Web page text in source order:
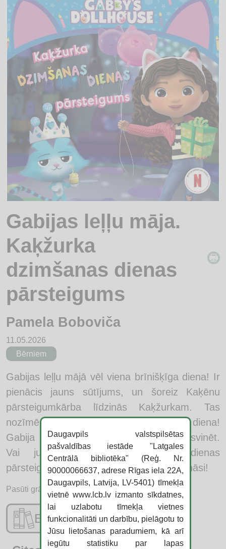
Gabijas leļļu māja.
Kaķžurka
dzimšanas dienas
pārsteigums
Pamela Boboviča
11.05.2026
Bērniem
Gabijas leļļu mājā vēl viena brīnišķīga diena! Ir
pienācis jauns sūtījums, un šoreiz Kaķēnu
pārsteigumkārba līdzinās Kaķžurkam. Tas
nozīmē, ka šodien ir viņa dzimšanas diena!
Gabija un gabijkaķi ļoti grib to kopīgi nosvinēt.
Vai jubilāram patiks dzimšanas dienas
pārsteigums? Piebiedrojies, un tu to uzzināsi!
Pasūti grāmatu:
E-katalogs
Daugavpils valstspilsētas
pašvaldības iestāde "Latgales
Centrālā bibliotēka" (Reģ. Nr.
90000066637, adrese Rīgas iela 22A,
Daugavpils, Latvija, LV-5401) tīmekļa
vietnē www.lcb.lv izmanto sīkdatnes,
lai uzlabotu tīmekļa vietnes
funkcionalitāti un darbību, pielāgotu to
Jūsu lietošanas paradumiem, kā arī
iegūtu statistiku par lapas